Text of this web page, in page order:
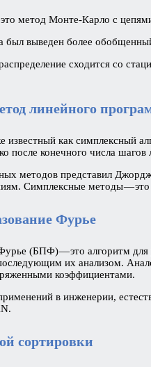
метод Монте-Карло с
был выведен более
сходится со
линейного
известный как симплексный
после конечного числа
методов представил
Симплексные методы —
Фурье
(БПФ) — это алгоритм
их анализом.
коэффициентами.
в инженерии,
сортировки